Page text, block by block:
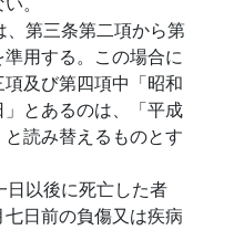
、第三条第二項から第
用する。この場合に
及び第四項中「昭和
とあるのは、「平成
読み替えるものとす
日以後に死亡した者
七日前の負傷又は疾病